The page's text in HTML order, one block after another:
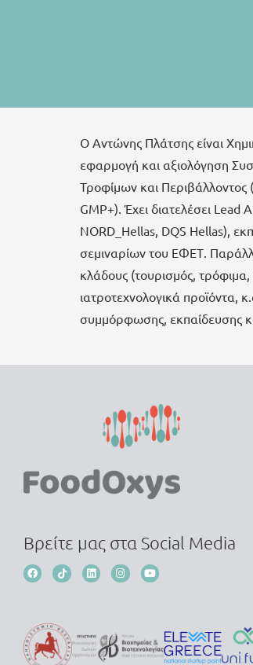
Ο Αντώνης Πλάτσης είναι
εφαρμογή και αξιολόγηση
Τροφίμων και Περιβάλλοντος
GMP+). Έχει διατελέσει Lead
NORD_Hellas, DQS Hellas),
σεμιναρίων του ΕΦΕΤ.
κλάδους (τουρισμός,
ιατροτεχνολογικά προϊόντα,
συμμόρφωσης, εκπαίδευσης
Βρείτε μας στα Social Media